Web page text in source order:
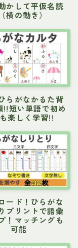
かして平仮名読
横の動き）
らがなかるた背
!!短い単語で初め
楽しく学習!!
ード！ひらがな
プリントで語彙
！マッチングも
可能